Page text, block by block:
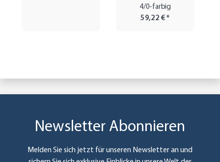
4/0-farbig
59,22 €*
Newsletter Abonnieren
Melden Sie sich jetzt für unseren Newsletter an und